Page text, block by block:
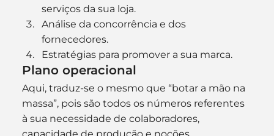
serviços da sua loja.
Análise da concorrência e dos
fornecedores.
Estratégias para promover a sua marca.
Plano operacional
Aqui, traduz-se o mesmo que “botar a mão na
massa”, pois são todos os números referentes
à sua necessidade de colaboradores,